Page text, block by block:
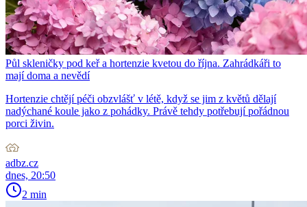
Půl skleničky pod keř a hortenzie kvetou do října. Zahrádkáři to
mají doma a nevědí
Hortenzie chtějí péči obzvlášť v létě, když se jim z květů dělají
nadýchané koule jako z pohádky. Právě tehdy potřebují pořádnou
porci živin.
adbz.cz
dnes, 20:50
2 min